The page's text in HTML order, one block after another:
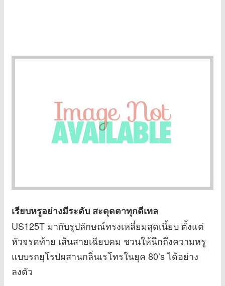
เรียบหรูอย่างมีระดับ สะดุดตาทุกดีเทล
US125T มากับรูปลักษณ์ทรงเหลี่ยมสุดเนี้ยบ ตั้งแต่
หัวจรดท้าย เส้นสายเฉียบคม ชวนให้นึกถึงความหรู
แบบรถยุโรปผสานกลิ่นเรโทรในยุค 80’s ได้อย่าง
ลงตัว